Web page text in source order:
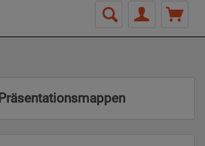
Präsentationsmappen